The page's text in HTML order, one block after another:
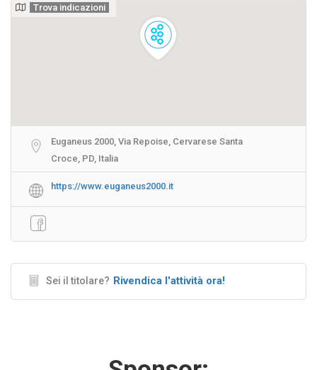
Trova indicazioni
Euganeus 2000, Via Repoise, Cervarese Santa
Croce, PD, Italia
https://www.euganeus2000.it
Sei il titolare? Rivendica l'attività ora!